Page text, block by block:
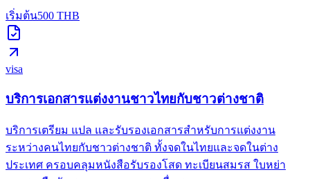
เริ่มต้น500 THB
visa
บริการเอกสารแต่งงานชาวไทยกับชาวต่างชาติ
บริการเตรียม แปล และรับรองเอกสารสำหรับการแต่งงาน
ระหว่างคนไทยกับชาวต่างชาติ ทั้งจดในไทยและจดในต่าง
ประเทศ ครอบคลุมหนังสือรับรองโสด ทะเบียนสมรส ใบหย่า